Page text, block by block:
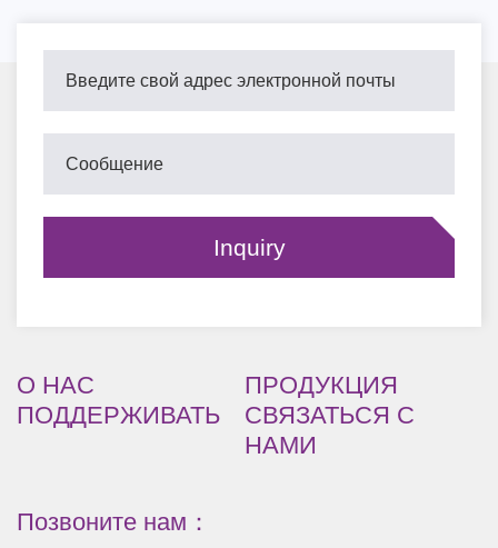
О НАС
ПРОДУКЦИЯ
ПОДДЕРЖИВАТЬ
СВЯЗАТЬСЯ С
НАМИ
Позвоните нам：